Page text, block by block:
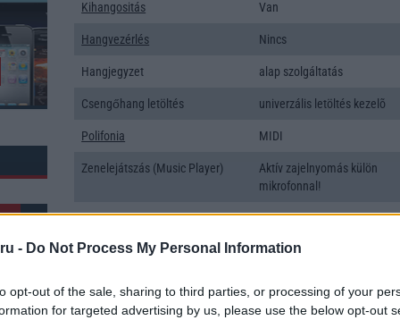
- Do Not Process My Personal Information
opt-out of the sale, sharing to third parties, or processing of your
for targeted advertising by us, please use the below opt-out
Kihangositás Van
Hangvezérlés Nincs
Hangjegyzet alap szolgáltatás
Csengőhang letöltés univerzális letöltés kezelõ
Polifonia MIDI
Zenelejátszás (Music Player)
Aktív zajelnyomás külön
mikrofonnal!
Rádió sztereó
Kamera 1x
kamera esetén)